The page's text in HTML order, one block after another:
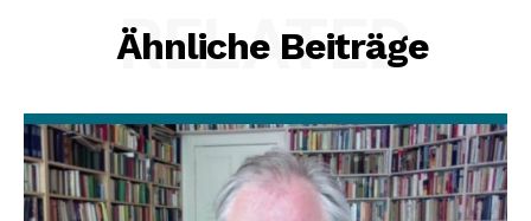
Ähnliche Beiträge
RELATED